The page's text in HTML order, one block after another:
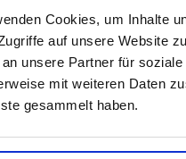
Cookies, um Inhalte
auf unsere Website
unsere Partner für
mit weiteren Daten
gesammelt haben.
Direktkontakt:
+49(0)171-7709498
WHATSAPP